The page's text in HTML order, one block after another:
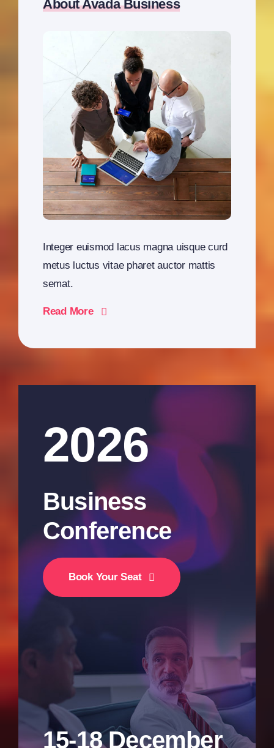
About Avada Business
Integer euismod lacus magna uisque curd
metus luctus vitae pharet auctor mattis
semat.
Read More
2026
Business
Conference
Book Your Seat
15-18 December